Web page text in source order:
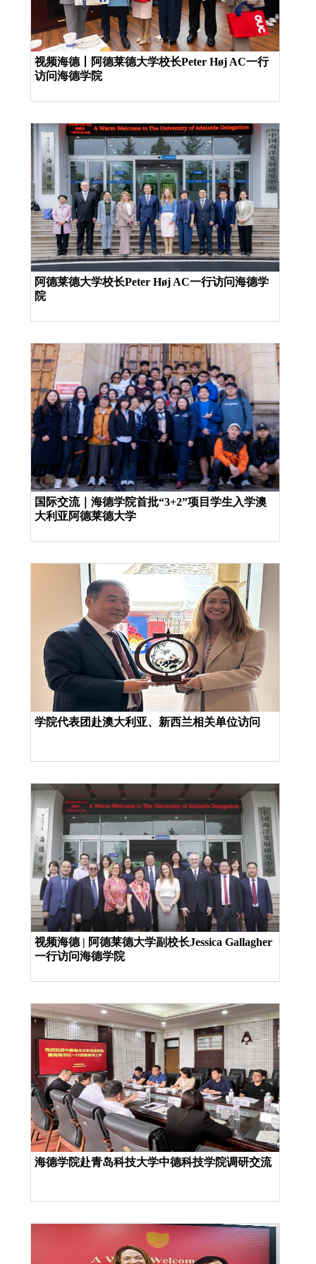
视频海德丨阿德莱德大学校长Peter Høj AC一行
访问海德学院
阿德莱德大学校长Peter Høj AC一行访问海德学
院
国际交流｜海德学院首批“3+2”项目学生入学澳
大利亚阿德莱德大学
学院代表团赴澳大利亚、新西兰相关单位访问
视频海德 | 阿德莱德大学副校长Jessica Gallagher
一行访问海德学院
海德学院赴青岛科技大学中德科技学院调研交流